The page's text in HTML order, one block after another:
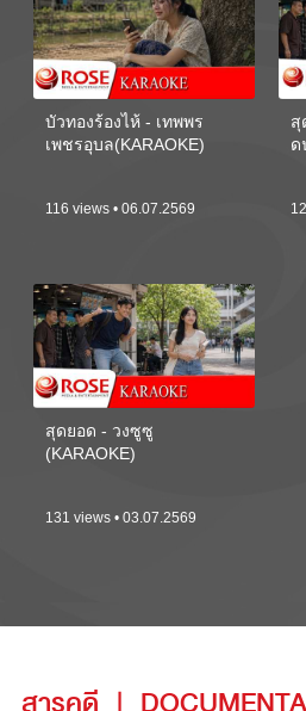
บัวทองร้องไห้ - เทพพร
เพชรอุบล(KARAOKE)
116 views • 06.07.2569
สุ
ด
สุดยอด - วงซูซู
(KARAOKE)
131 views • 03.07.2569